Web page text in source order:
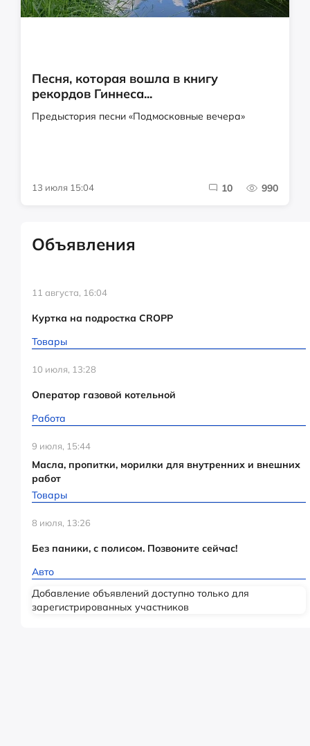
Песня, которая вошла в книгу
рекордов Гиннеса...
Предыстория песни «Подмосковные вечера»
13 июля 15:04 10 990
Объявления
11 августа, 16:04
Куртка на подростка CROPP
Товары
10 июля, 13:28
Оператор газовой котельной
Работа
9 июля, 15:44
Масла, пропитки, морилки для внутренних и внешних
работ
Товары
8 июля, 13:26
Без паники, с полисом. Позвоните сейчас!
Авто
Добавление объявлений доступно только для
зарегистрированных участников